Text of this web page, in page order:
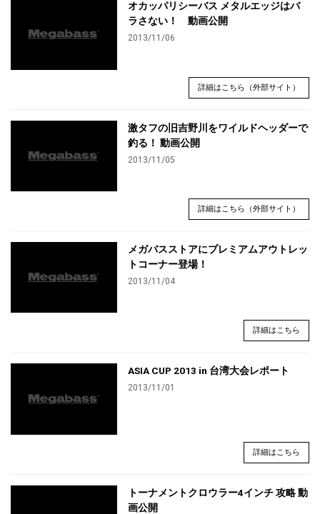
オカッパリシーバス メタルエッジはバ
ラさない！ 動画公開
2013/11/06
詳細はこちら（外部サイト）
激タフの旧吉野川をワイルドヘッダーで
釣る！ 動画公開
2013/11/05
詳細はこちら（外部サイト）
メガバスストアにプレミアムアウトレッ
トコーナー登場！
2013/11/04
詳細はこちら
ASIA CUP 2013 in 台湾大会レポート
2013/11/01
詳細はこちら
トーナメントクロウラー4インチ 攻略 動
画公開